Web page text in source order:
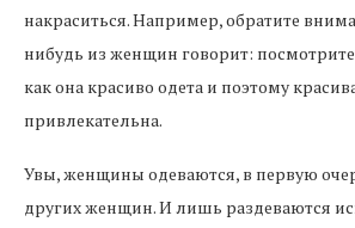
накраситься. Например, обратите
нибудь из женщин говорит:
как она красиво одета и поэтому
привлекательна.
Увы, женщины одеваются, в первую
других женщин. И лишь раздеваются